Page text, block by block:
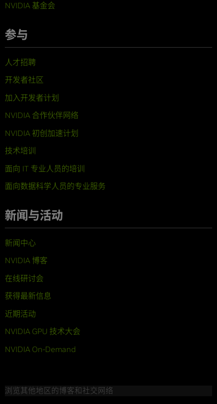
NVIDIA 基金会
参与
人才招聘
开发者社区
加入开发者计划
NVIDIA 合作伙伴网络
NVIDIA 初创加速计划
技术培训
面向 IT 专业人员的培训
面向数据科学人员的专业服务
新闻与活动
新闻中心
NVIDIA 博客
在线研讨会
获得最新信息
近期活动
NVIDIA GPU 技术大会
NVIDIA On-Demand
浏览其他地区的博客和社交网络